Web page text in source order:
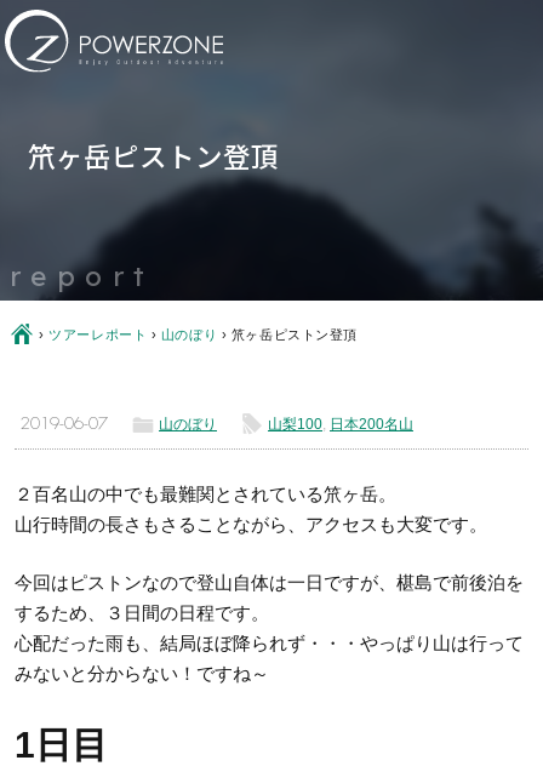
report
笊ヶ岳ピストン登頂
Ç ›ツアーレポート › 山のぼり › 笊ヶ岳ピストン登頂
2019-06-07 ë 山のぼり l 山梨100, 日本200名山
２百名山の中でも最難関とされている笊ヶ岳。
山行時間の長さもさることながら、アクセスも大変です。
今回はピストンなので登山自体は一日ですが、椹島で前後泊を
するため、３日間の日程です。
心配だった雨も、結局ほぼ降られず・・・やっぱり山は行って
みないと分からない！ですね～
1日目